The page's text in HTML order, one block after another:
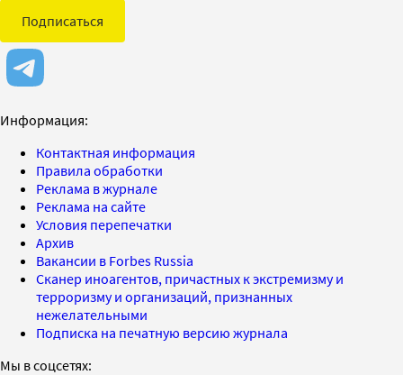
Подписаться
Информация:
Контактная информация
Правила обработки
Реклама в журнале
Реклама на сайте
Условия перепечатки
Архив
Вакансии в Forbes Russia
Сканер иноагентов, причастных к экстремизму и
терроризму и организаций, признанных
нежелательными
Подписка на печатную версию журнала
Мы в соцсетях: